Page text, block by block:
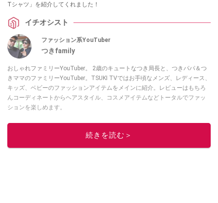
Tシャツ」を紹介してくれました！
イチオシスト
ファッション系YouTuber
つきfamily
おしゃれファミリーYouTuber。 2歳のキュートなつき局長と、つきパパ＆つ
きママのファミリーYouTuber。TSUKI TVではお手頃なメンズ、レディース、
キッズ、ベビーのファッションアイテムをメインに紹介。レビューはもちろ
んコーディネートからヘアスタイル、コスメアイテムなどトータルでファッ
ションを楽しめます。
このイチオシストの他の記事を読む
続きを読む＞